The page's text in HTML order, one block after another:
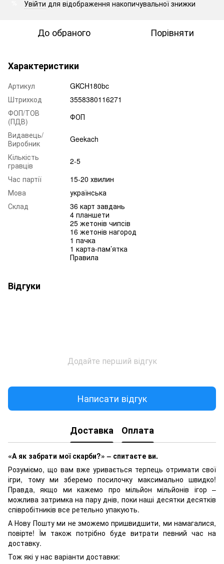
Увійти для відображення накопичувальної знижки
До обраного Порівняти
Характеристики
Артикул
GKCH180bc
Штрихкод
3558380116271
ФОП/ТОВ
(ПДВ)
ФОП
Видавець/
Виробник
Geekach
Кількість
гравців
2-5
Час партії
15-20 хвилин
Мова
українська
Склад
36 карт завдань
4 планшети
25 жетонів чипсів
16 жетонів нагород
1 пачка
1 карта-пам’ятка
Правила
Відгуки
Додайте перший відгук
Написати відгук
Доставка Оплата
«А як забрати мої скарби?» – спитаєте ви.
Розуміємо, що вам вже уривається терпець отримати свої
ігри, тому ми зберемо посилочку максимально швидко!
Правда, якщо ми кажемо про мільйон мільйонів ігор –
можлива затримка на пару днів, поки наші десятки десятків
співробітників все ретельно упакують.
А Нову Пошту ми не зможемо пришвидшити, ми намагалися,
повірте! Їм також потрібно буде витрати певний час на
доставку.
Тож які у нас варіанти доставки: